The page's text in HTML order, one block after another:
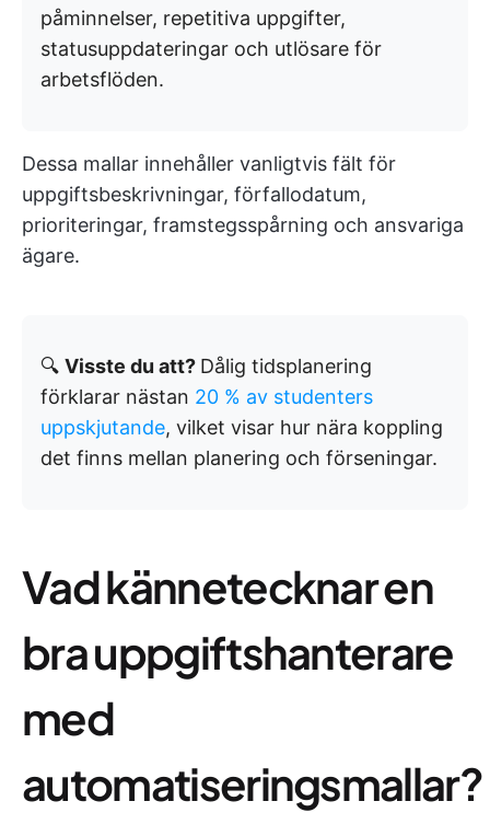
påminnelser, repetitiva uppgifter,
statusuppdateringar och utlösare för
arbetsflöden.
Dessa mallar innehåller vanligtvis fält för
uppgiftsbeskrivningar, förfallodatum,
prioriteringar, framstegsspårning och ansvariga
ägare.
🔍 Visste du att? Dålig tidsplanering
förklarar nästan 20 % av studenters
uppskjutande, vilket visar hur nära koppling
det finns mellan planering och förseningar.
Vad kännetecknar en
bra uppgiftshanterare
med
automatiseringsmallar?